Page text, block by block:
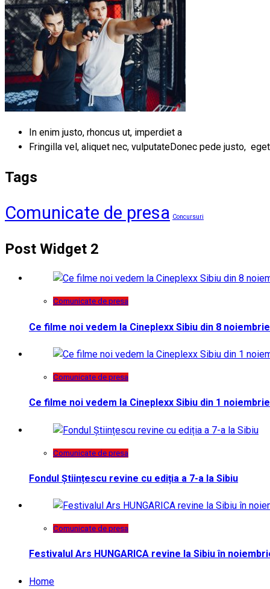
In enim justo, rhoncus ut, imperdiet a
Fringilla vel, aliquet nec, vulputateDonec pede justo,
Tags
Comunicate de presa Concursuri
Post Widget 2
Comunicate de presa
Ce filme noi vedem la Cineplexx Sibiu din 8 noiembrie
Comunicate de presa
Ce filme noi vedem la Cineplexx Sibiu din 1 noiembrie
Comunicate de presa
Fondul Științescu revine cu ediția a 7-a la Sibiu
Comunicate de presa
Festivalul Ars HUNGARICA revine la Sibiu în
Home